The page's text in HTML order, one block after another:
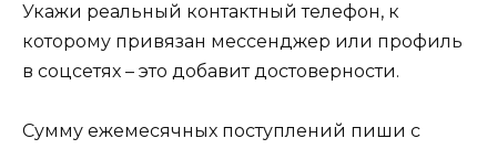
Укажи реальный контактный телефон, к
которому привязан мессенджер или профиль
в соцсетях – это добавит достоверности.
Сумму ежемесячных поступлений пиши с